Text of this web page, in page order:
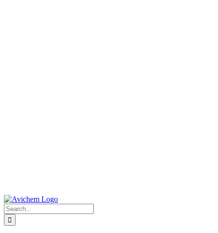
Search
for: